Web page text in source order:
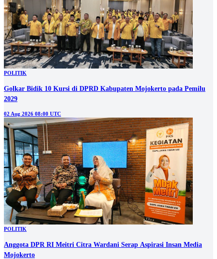
POLITIK
Golkar Bidik 10 Kursi di DPRD Kabupaten Mojokerto pada Pemilu
2029
02 Aug 2026 08:00 UTC
POLITIK
Anggota DPR RI Meitri Citra Wardani Serap Aspirasi Insan Media
Mojokerto